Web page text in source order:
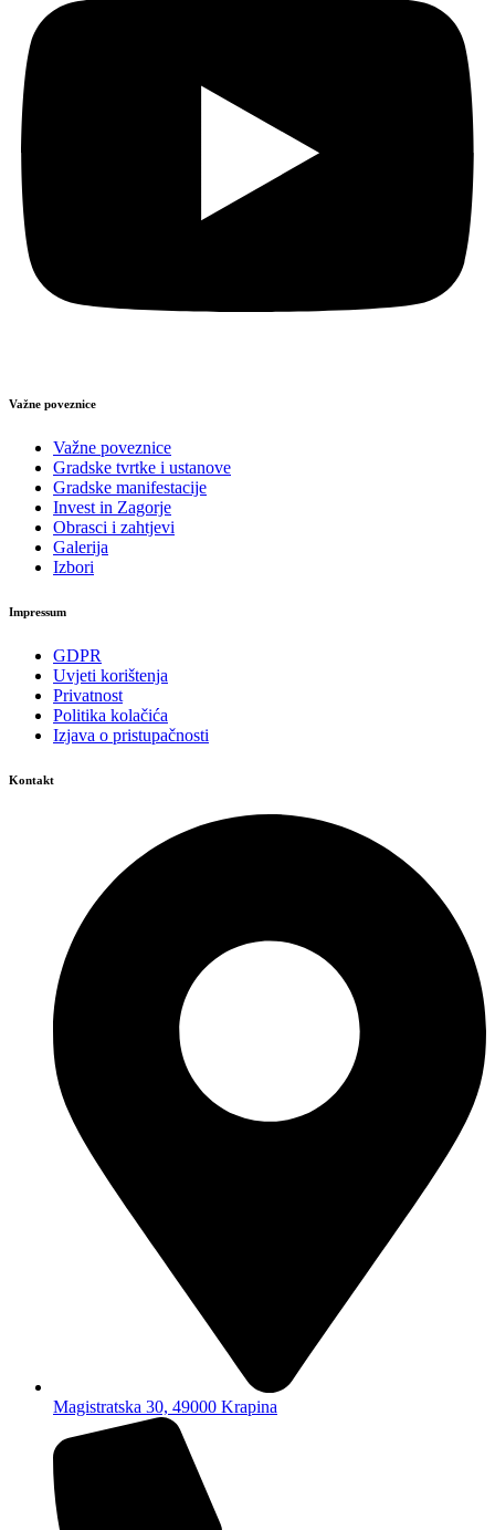
Važne poveznice
Važne poveznice
Gradske tvrtke i ustanove
Gradske manifestacije
Invest in Zagorje
Obrasci i zahtjevi
Galerija
Izbori
Impressum
GDPR
Uvjeti korištenja
Privatnost
Politika kolačića
Izjava o pristupačnosti
Kontakt
Magistratska 30, 49000 Krapina